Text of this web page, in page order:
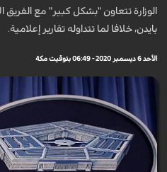
الوزارة تتعاون "بشكل كبير" مع الفريق
بايدن، خلافا لما تتداوله تقارير إعلامية.
الأحد 6 ديسمبر 2020 - 06:49 بتوقيت مكة